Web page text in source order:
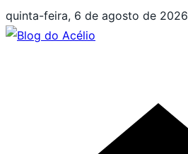
Pular
para
quinta-feira, 6 de agosto de 2026